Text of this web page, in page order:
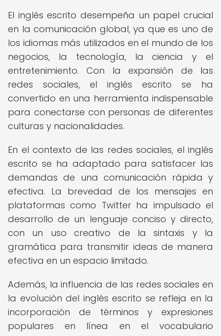
El inglés escrito desempeña un papel crucial
en la comunicación global, ya que es uno de
los idiomas más utilizados en el mundo de los
negocios, la tecnología, la ciencia y el
entretenimiento. Con la expansión de las
redes sociales, el inglés escrito se ha
convertido en una herramienta indispensable
para conectarse con personas de diferentes
culturas y nacionalidades.
En el contexto de las redes sociales, el inglés
escrito se ha adaptado para satisfacer las
demandas de una comunicación rápida y
efectiva. La brevedad de los mensajes en
plataformas como Twitter ha impulsado el
desarrollo de un lenguaje conciso y directo,
con un uso creativo de la sintaxis y la
gramática para transmitir ideas de manera
efectiva en un espacio limitado.
Además, la influencia de las redes sociales en
la evolución del inglés escrito se refleja en la
incorporación de términos y expresiones
populares en línea en el vocabulario